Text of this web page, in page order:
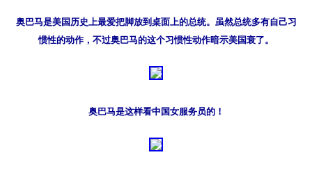
奥巴马是美国历史上最爱把脚放到桌面上的总统。虽然总统多有自己习
惯性的动作，不过奥巴马的这个习惯性动作暗示美国衰了。
奥巴马是这样看中国女服务员的！